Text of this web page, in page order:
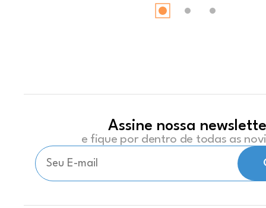
Assine nossa
e fique por dentro de todas as